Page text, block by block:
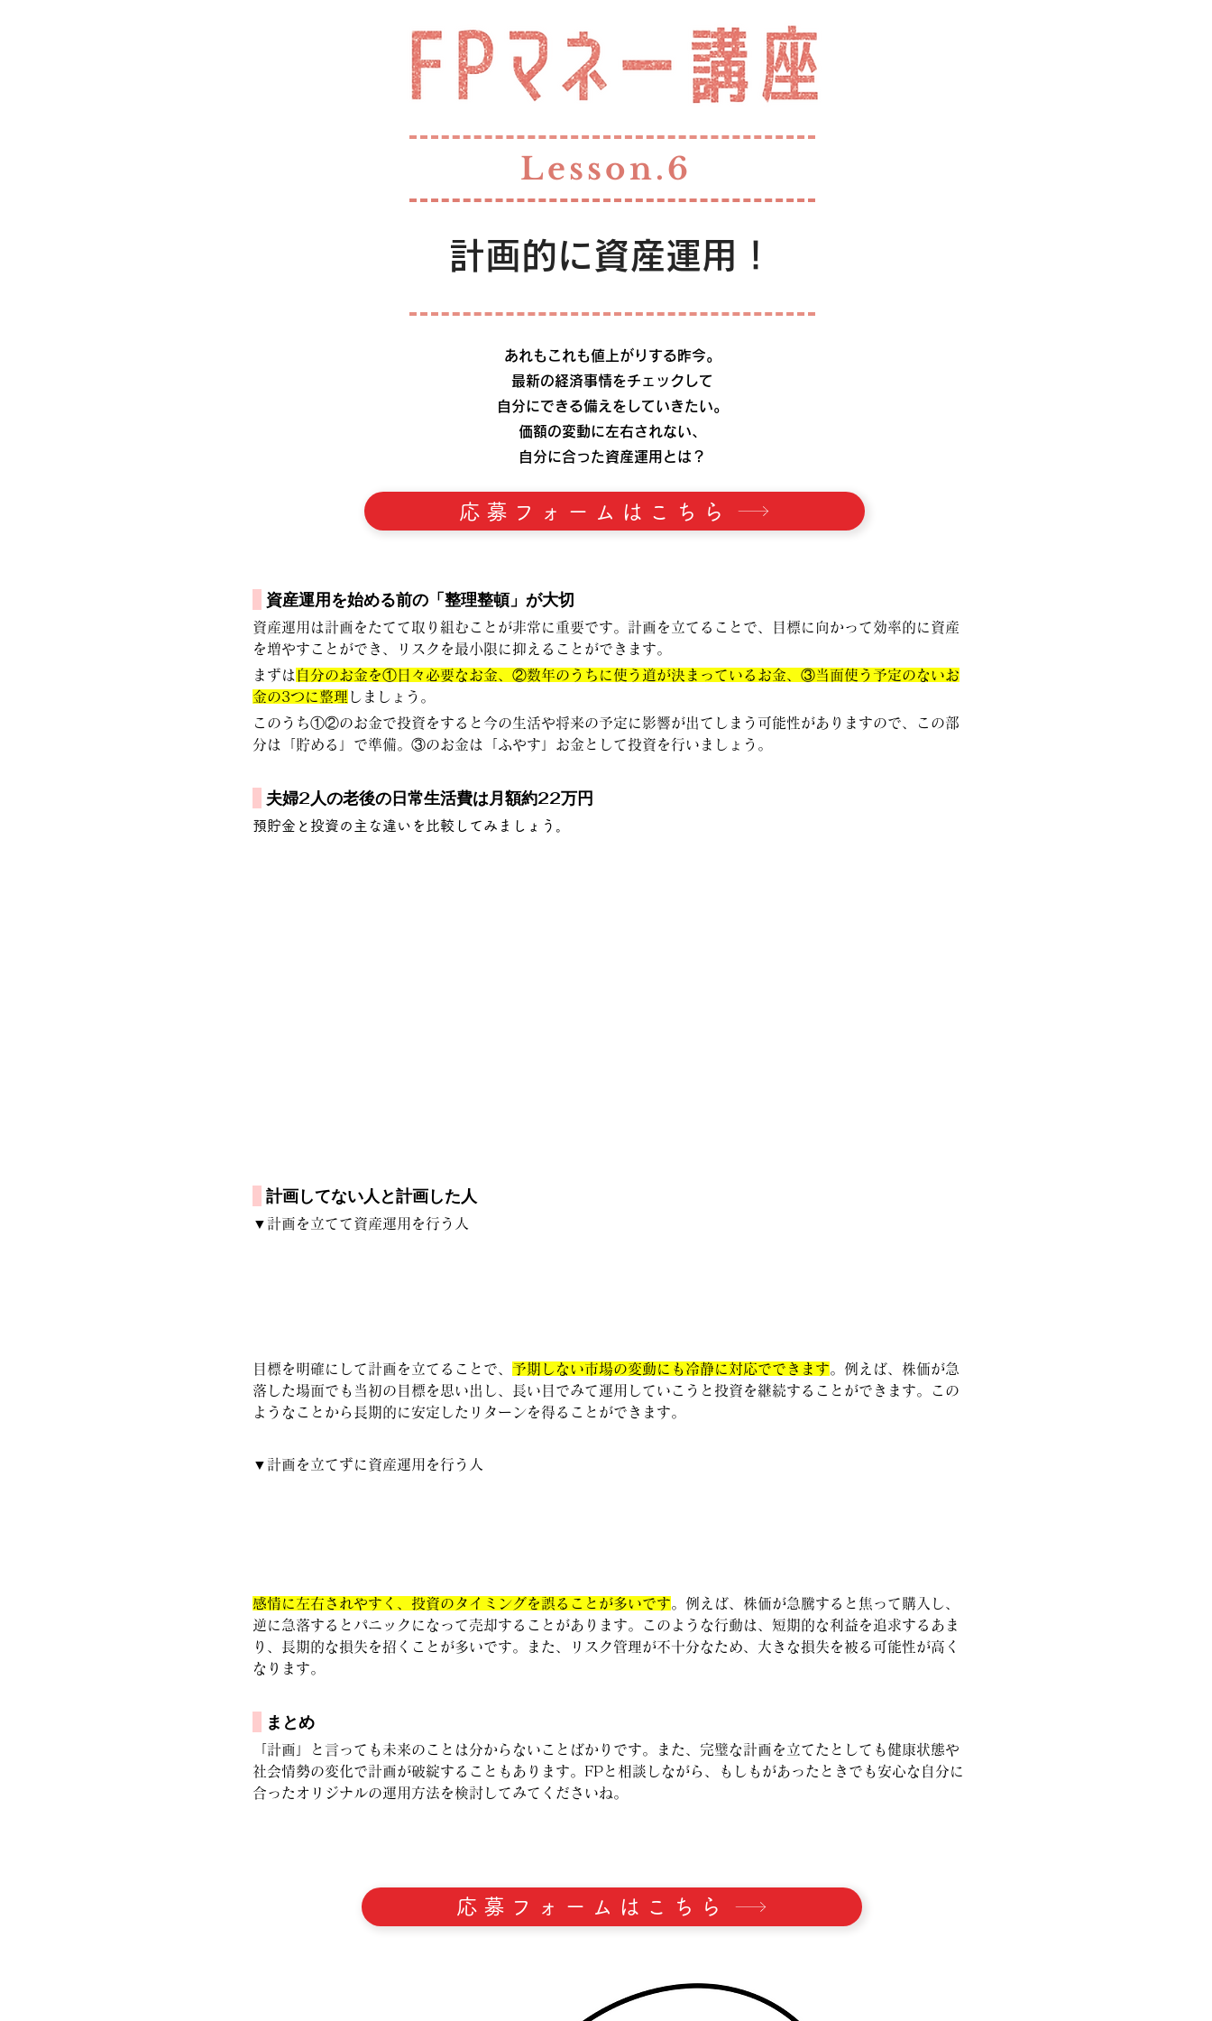
Lesson.6
計画的に資産運用！
あれもこれも値上がりする昨今。
最新の経済事情をチェックして
自分にできる備えをしていきたい。
価額の変動に左右されない、
自分に合った資産運用とは？
応募フォームはこちら
資産運用を始める前の「整理整頓」が大切
資産運用は計画をたてて取り組むことが非常に重要です。計画を立てることで、目標に向かって効率的に資産
を増やすことができ、リスクを最小限に抑えることができます。
まずは 自分のお金を①日々必要なお金、②数年のうちに使う道が決まっているお金、③当面使う予定のないお
金の3つに整理 しましょう。
このうち①②のお金で投資をすると今の生活や将来の予定に影響が出てしまう可能性がありますので、この部
分は「貯める」で準備。③のお金は「ふやす」お金として投資を行いましょう。
夫婦2人の老後の日常生活費は月額約22万円
預貯金と投資の主な違いを比較してみましょう。
計画してない人と計画した人
▼計画を立てて資産運用を行う人
目標を明確にして計画を立てることで、 予期しない市場の変動にも冷静に対応でできます。例えば、株価が急
落した場面でも当初の目標を思い出し、長い目でみて運用していこうと投資を継続することができます。この
ようなことから長期的に安定したリターンを得ることができます。
▼計画を立てずに資産運用を行う人
感情に左右されやすく、投資のタイミングを誤ることが多いです。例えば、株価が急騰すると焦って購入し、
逆に急落するとパニックになって売却することがあります。このような行動は、短期的な利益を追求するあま
り、長期的な損失を招くことが多いです。また、リスク管理が不十分なため、大きな損失を被る可能性が高く
なります。
まとめ
「計画」と言っても未来のことは分からないことばかりです。また、完璧な計画を立てたとしても健康状態や
社会情勢の変化で計画が破綻することもあります。FPと相談しながら、もしもがあったときでも安心な自分に
合ったオリジナルの運用方法を検討してみてくださいね。
応募フォームはこちら